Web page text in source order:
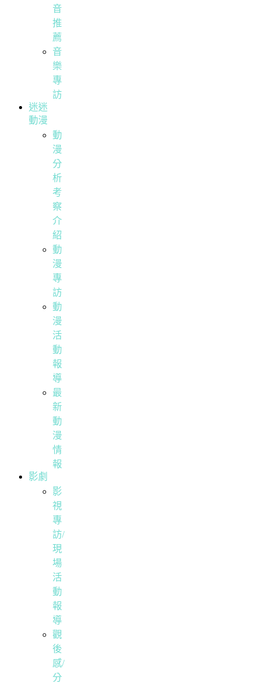
音
推
薦
音
樂
專
訪
迷迷
動漫
動
漫
分
析
考
察
介
紹
動
漫
專
訪
動
漫
活
動
報
導
最
新
動
漫
情
報
影劇
影
視
專
訪/
現
場
活
動
報
導
觀
後
感/
分